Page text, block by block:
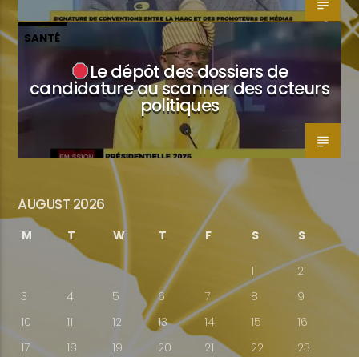
SANTÉ
Le dépôt des dossiers de
candidature au scanner des acteurs
politiques
AUGUST 2026
M T W T F S S
1
2
3
4 5 6 7 8
9
10
11 12 13 14 15
16
17
18 19 20 21 22
23